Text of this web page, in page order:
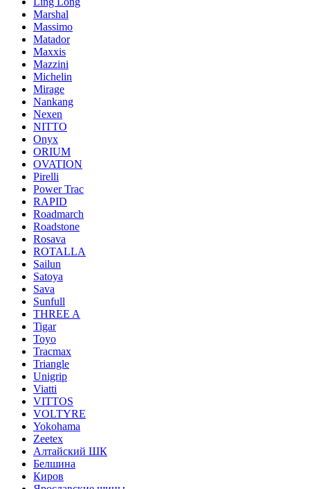
Marshal
Massimo
Matador
Maxxis
Mazzini
Michelin
Mirage
Nankang
Nexen
NITTO
Onyx
ORIUM
OVATION
Pirelli
Power Trac
RAPID
Roadmarch
Roadstone
Rosava
ROTALLA
Sailun
Satoya
Sava
Sunfull
THREE A
Tigar
Toyo
Tracmax
Triangle
Unigrip
Viatti
VITTOS
VOLTYRE
Yokohama
Zeetex
Алтайский ШК
Белшина
Киров